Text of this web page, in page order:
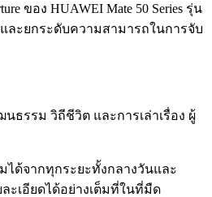
ของ HUAWEI Mate 50 Series รุ่น
และยกระดับความสามารถในการจับ
ธรรม วิถีชีวิต และการเล่าเรื่อง ผู้
ได้จากทุกระยะทั้งกลางวันและ
เอียดได้อย่างเต็มที่ในที่มืด